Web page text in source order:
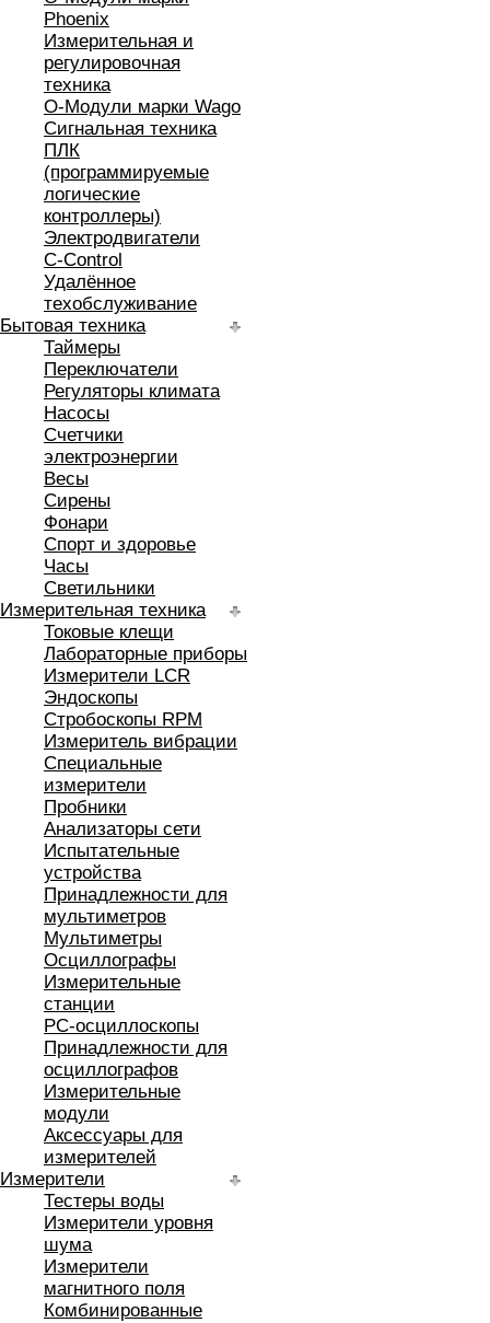
Phoenix
Измерительная и
регулировочная
техника
O-Модули марки Wago
Сигнальная техника
ПЛК
(программируемые
логические
контроллеры)
Электродвигатели
C-Control
Удалённое
техобслуживание
Бытовая техника
Таймеры
Переключатели
Регуляторы климата
Насосы
Счетчики
электроэнергии
Весы
Сирены
Фонари
Спорт и здоровье
Часы
Светильники
Измерительная техника
Токовые клещи
Лабораторные приборы
Измерители LCR
Эндоскопы
Стробоскопы RPM
Измеритель вибрации
Специальные
измерители
Пробники
Анализаторы сети
Испытательные
устройства
Принадлежности для
мультиметров
Мультиметры
Осциллографы
Измерительные
станции
РС-осциллоскопы
Принадлежности для
осциллографов
Измерительные
модули
Аксессуары для
измерителей
Измерители
Тестеры воды
Измерители уровня
шума
Измерители
магнитного поля
Комбинированные